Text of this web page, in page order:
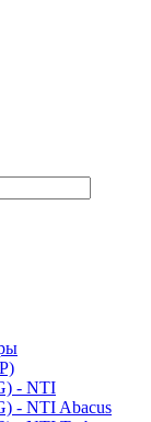
- NTI
- NTI Abacus